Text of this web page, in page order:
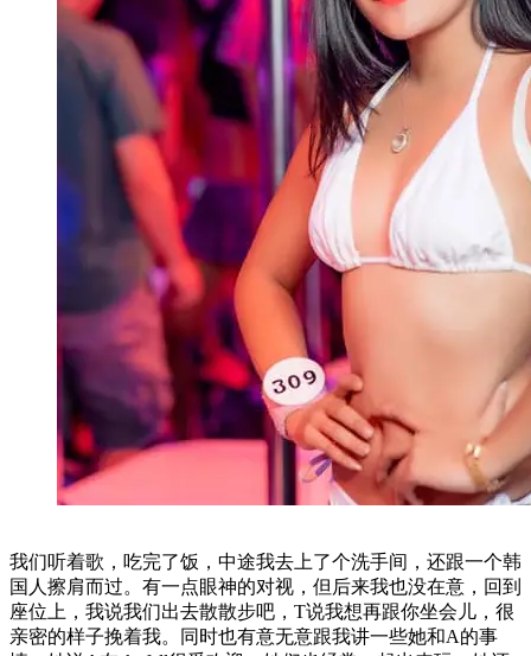
我们听着歌，吃完了饭，中途我去上了个洗手间，还跟一个韩
国人擦肩而过。有一点眼神的对视，但后来我也没在意，回到
座位上，我说我们出去散散步吧，T说我想再跟你坐会儿，很
亲密的样子挽着我。同时也有意无意跟我讲一些她和A的事